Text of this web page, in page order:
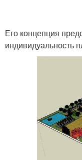
Его концепция
индивидуальность